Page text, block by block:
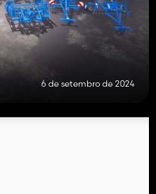
6 de setembro de 2024